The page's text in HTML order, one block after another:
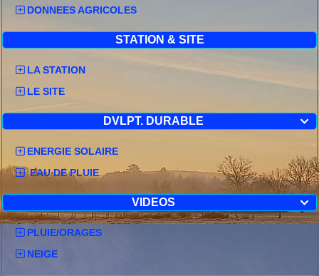
DONNEES AGRICOLES
STATION & SITE
LA STATION
LE SITE

DVLPT. DURABLE
ENERGIE SOLAIRE
EAU DE PLUIE

VIDEOS
PLUIE/ORAGES
NEIGE